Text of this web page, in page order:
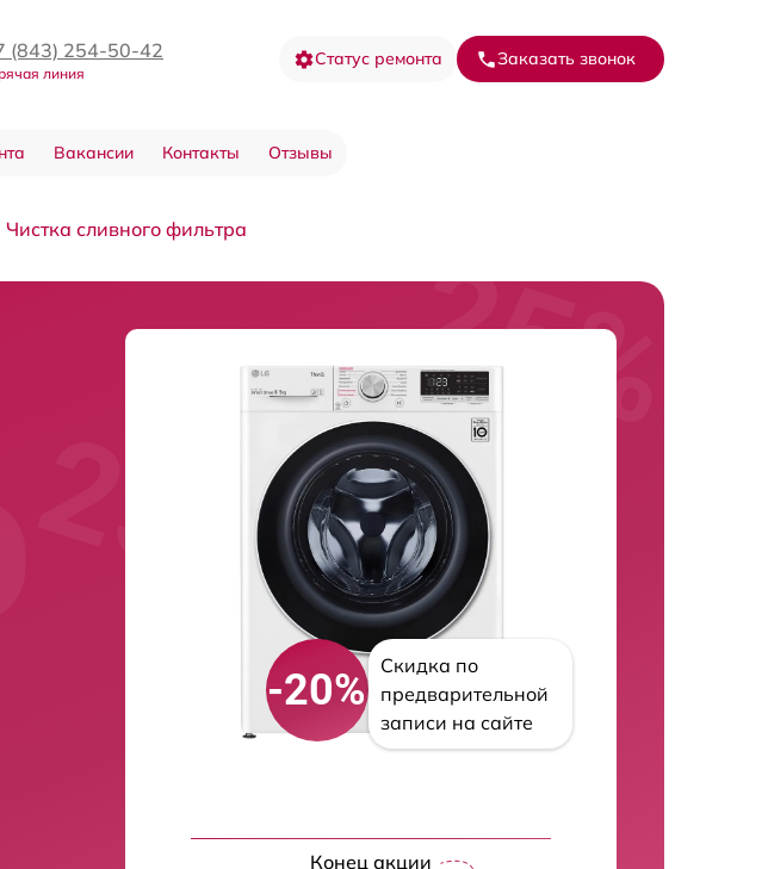
(843) 254-50-42
линия
Статус ремонта Заказать звонок
Вакансии Контакты Отзывы
Чистка сливного фильтра
-20%
Скидка по
предварительной
записи на сайте
Конец акции